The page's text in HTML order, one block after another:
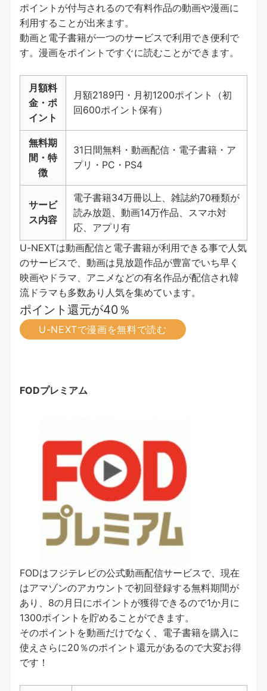
ポイントが付与されるので有料作品の動画や漫画に
利用することが出来ます。
動画と電子書籍が一つのサービスで利用でき便利で
す。 漫画をポイントですぐに読むことができます。
月額料
金・ポ
イント
月額2189円・月初1200ポイント（初
回600ポイント保有）
無料期
間・特
徴
31日間無料・動画配信・電子書籍・ア
プリ・PC・PS4
サービ
ス内容
電子書籍34万冊以上、雑誌約70種類が
読み放題、動画14万作品、スマホ対
応、アプリ有
U-NEXTは動画配信と電子書籍が利用できる事で人気
のサービスで、動画は見放題作品が豊富でいち早く
映画やドラマ、アニメなどの有名作品が配信され韓
流ドラマも多数あり人気を集めています。
ポイント還元が40％
U-NEXTで漫画を無料で読む
FODプレミアム
FODはフジテレビの公式動画配信サービスで、現在
はアマゾンのアカウントで初回登録する無料期間が
あり、8の月日にポイントが獲得できるので1か月に
1300ポイントを貯めることができます。
そのポイントを動画だけでなく、電子書籍を購入に
使えさらに20％のポイント還元があるので大変お得
です！